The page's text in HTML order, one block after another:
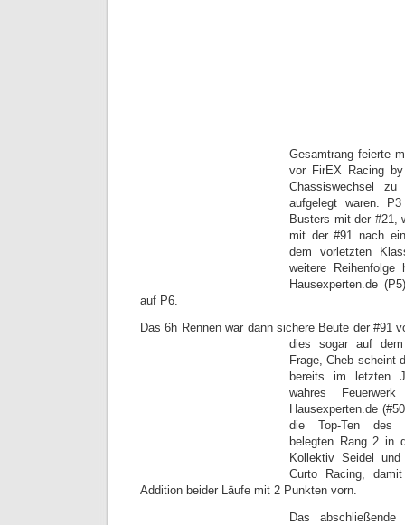
Gesamtrang feierte
vor FirEX Racing
Chassiswechsel
aufgelegt waren.
Busters mit der #21,
mit der #91 nach
dem vorletzten
weitere
Hausexperten.de
auf P6.
Das 6h Rennen war dann sichere Beute der #91
dies sogar auf
Frage, Cheb scheint
bereits im letzten
wahres
Hausexperten.de
die Top-Ten des
belegten Rang 2 in
Kollektiv Seidel
Curto Racing,
Addition beider Läufe mit 2 Punkten vorn.
Das